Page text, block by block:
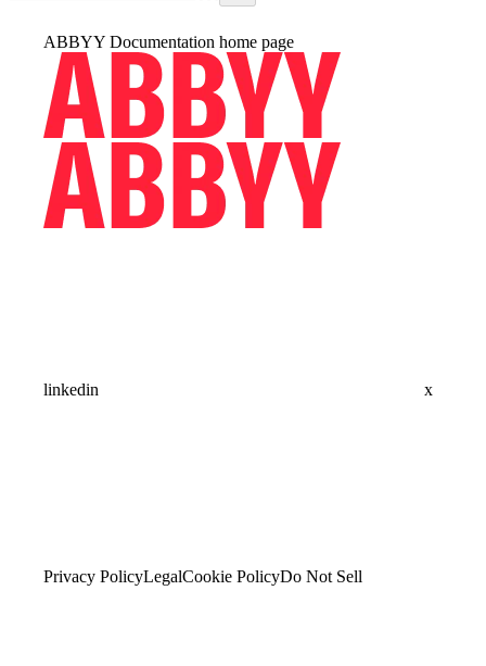
ABBYY Documentation home page
linkedin x
Privacy PolicyLegalCookie PolicyDo Not Sell